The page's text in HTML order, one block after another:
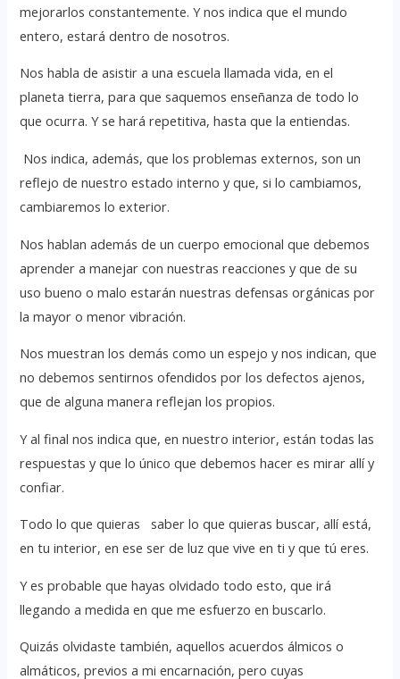
mejorarlos constantemente. Y nos indica que el mundo
entero, estará dentro de nosotros.
Nos habla de asistir a una escuela llamada vida, en el
planeta tierra, para que saquemos enseñanza de todo lo
que ocurra. Y se hará repetitiva, hasta que la entiendas.
Nos indica, además, que los problemas externos, son un
reflejo de nuestro estado interno y que, si lo cambiamos,
cambiaremos lo exterior.
Nos hablan además de un cuerpo emocional que debemos
aprender a manejar con nuestras reacciones y que de su
uso bueno o malo estarán nuestras defensas orgánicas por
la mayor o menor vibración.
Nos muestran los demás como un espejo y nos indican, que
no debemos sentirnos ofendidos por los defectos ajenos,
que de alguna manera reflejan los propios.
Y al final nos indica que, en nuestro interior, están todas las
respuestas y que lo único que debemos hacer es mirar allí y
confiar.
Todo lo que quieras saber lo que quieras buscar, allí está,
en tu interior, en ese ser de luz que vive en ti y que tú eres.
Y es probable que hayas olvidado todo esto, que irá
llegando a medida en que me esfuerzo en buscarlo.
Quizás olvidaste también, aquellos acuerdos álmicos o
almáticos, previos a mi encarnación, pero cuyas